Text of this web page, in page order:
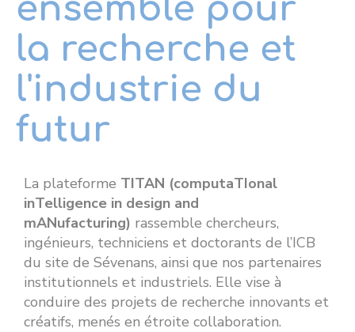
ensemble pour
la recherche et
l'industrie du
futur
La plateforme TITAN (computaTIonal
inTelligence in design and
mANufacturing) rassemble chercheurs,
ingénieurs, techniciens et doctorants de l’ICB
du site de Sévenans, ainsi que nos partenaires
institutionnels et industriels. Elle vise à
conduire des projets de recherche innovants et
créatifs, menés en étroite collaboration.